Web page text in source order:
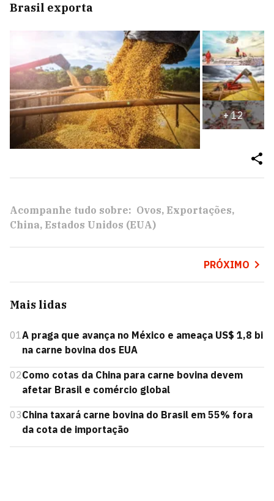
Brasil exporta
+12
Acompanhe tudo sobre: Ovos Exportações
China Estados Unidos (EUA)
PRÓXIMO
Mais lidas
01A praga que avança no México e ameaça US$ 1,8 bi
na carne bovina dos EUA
02Como cotas da China para carne bovina devem
afetar Brasil e comércio global
03China taxará carne bovina do Brasil em 55% fora
da cota de importação